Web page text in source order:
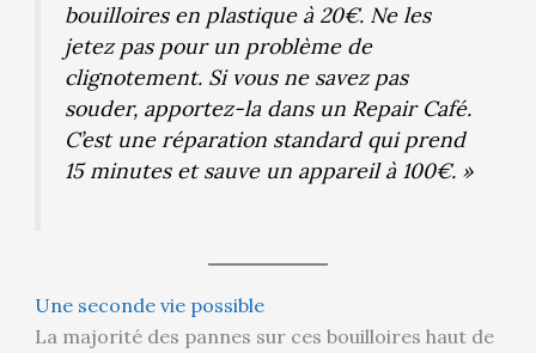
bouilloires en plastique à 20€. Ne les
jetez pas pour un problème de
clignotement. Si vous ne savez pas
souder, apportez-la dans un Repair Café.
C’est une réparation standard qui prend
15 minutes et sauve un appareil à 100€. »
Une seconde vie possible
La majorité des pannes sur ces bouilloires haut de